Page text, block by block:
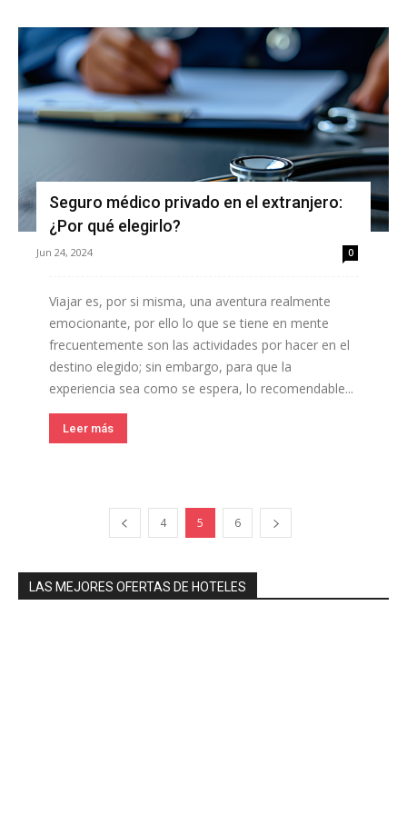
Seguro médico privado en el extranjero:
¿Por qué elegirlo?
Jun 24, 2024 0
Viajar es, por si misma, una aventura realmente
emocionante, por ello lo que se tiene en mente
frecuentemente son las actividades por hacer en el
destino elegido; sin embargo, para que la
experiencia sea como se espera, lo recomendable...
Leer más
4 5 6
LAS MEJORES OFERTAS DE HOTELES